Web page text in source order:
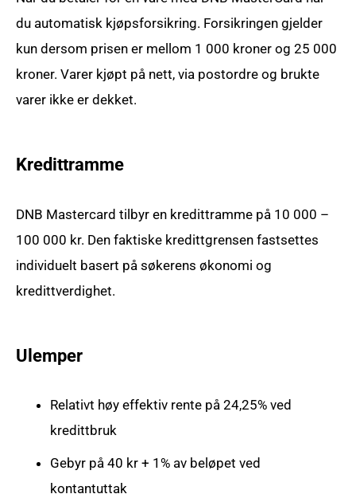
du automatisk kjøpsforsikring. Forsikringen gjelder
kun dersom prisen er mellom 1 000 kroner og 25 000
kroner. Varer kjøpt på nett, via postordre og brukte
varer ikke er dekket.
Kredittramme
DNB Mastercard tilbyr en kredittramme på 10 000 –
100 000 kr. Den faktiske kredittgrensen fastsettes
individuelt basert på søkerens økonomi og
kredittverdighet.
Ulemper
Relativt høy effektiv rente på 24,25% ved
kredittbruk
Gebyr på 40 kr + 1% av beløpet ved
kontantuttak